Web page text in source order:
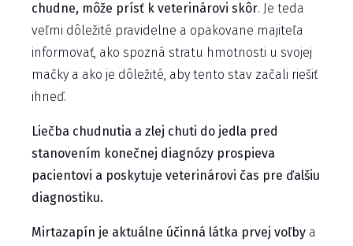
chudne, môže prísť k veterinárovi skôr. Je teda
veľmi dôležité pravidelne a opakovane majiteľa
informovať, ako spozná stratu hmotnosti u svojej
mačky a ako je dôležité, aby tento stav začali riešiť
ihneď.
Liečba chudnutia a zlej chuti do jedla pred
stanovením konečnej diagnózy prospieva
pacientovi a poskytuje veterinárovi čas pre ďalšiu
diagnostiku.
Mirtazapín je aktuálne účinná látka prvej voľby a